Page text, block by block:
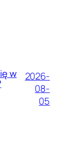
w
2026-
08-
05